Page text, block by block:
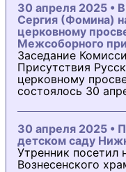
30 апреля 2025 •
Сергия (Фомина)
церковному
Межсоборного
Заседание
Присутствия
церковному
состоялось 30
30 апреля 2025 •
детском саду
Утренник посетил
Вознесенского